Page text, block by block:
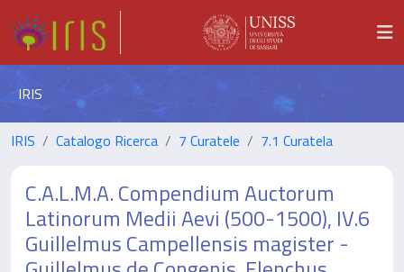
IRIS
IRIS Catalogo Ricerca 7 Curatele 7.1 Curatela
C.A.L.M.A. Compendium Auctorum
Latinorum Medii Aevi (500-1500), IV.6
Guillelmus Campellensis magister -